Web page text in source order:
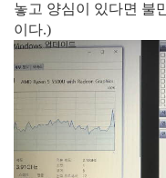
놓고 양심이 있다면 불
이다.)